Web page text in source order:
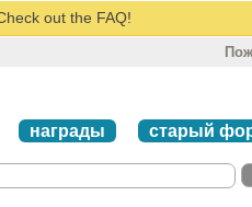
out the FAQ!
награды старый